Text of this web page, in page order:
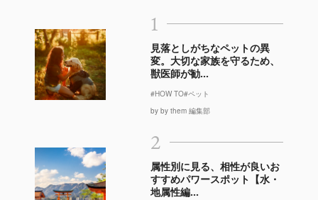
1
見落としがちなペットの異
変。大切な家族を守るため、
獣医師が勧...
#HOW TO#ペット
by by them 編集部
2
属性別に見る、相性が良いお
すすめパワースポット【水・
地属性編...